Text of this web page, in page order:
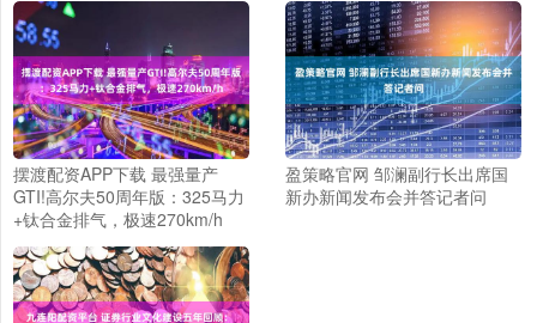
摆渡配资APP下载 最强量产
GTI!高尔夫50周年版：325马力
+钛合金排气，极速270km/h
盈策略官网 邹澜副行长出席国
新办新闻发布会并答记者问